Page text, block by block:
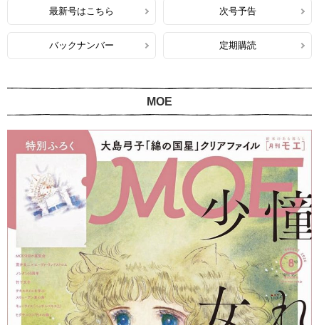
最新号はこちら 次号予告
バックナンバー 定期購読
MOE